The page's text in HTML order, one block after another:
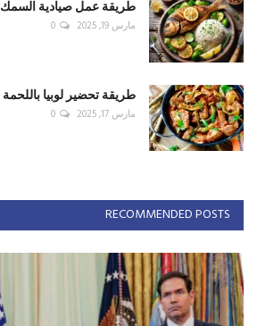
طريقة عمل صيادية السمك
مارس 19, 2025 0
طريقة تحضير لوبيا باللحمة
مارس 17, 2025 0
RECOMMENDED POSTS